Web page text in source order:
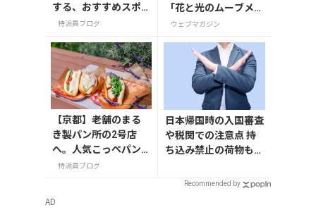
する、おすすめスポ
ット3選
特派員ブログ
「花と光のムーブメン
ト」が葛西臨海公園で
ウェブマガジン
【京都】老舗のまる
き製パン所の2号店
へ。人気こっぺパン
を市役所で味わう
特派員ブログ
日本帰国時の入国審査
や税関での注意点 持
ち込み禁止の荷物も解
Recommended by
AD